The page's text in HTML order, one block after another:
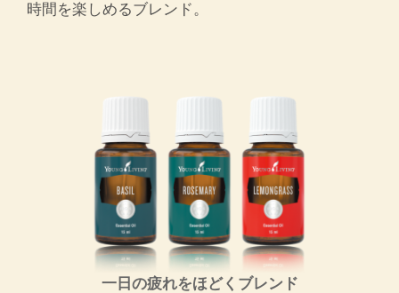
時間を楽しめるブレンド。
一日の疲れをほどくブレンド